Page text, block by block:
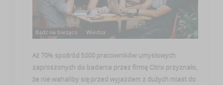
Bądź na bieżąco Wiedza
Aż 70% spośród 5000 pracowników umysłowych
zaproszonych do badania przez firmę Citrix przyznało,
że nie wahaliby się przed wyjazdem z dużych miast do